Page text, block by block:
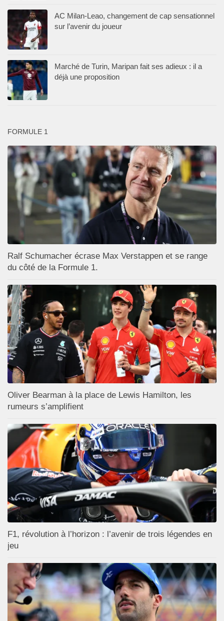
AC Milan-Leao, changement de cap sensationnel
sur l’avenir du joueur
Marché de Turin, Maripan fait ses adieux : il a
déjà une proposition
FORMULE 1
Ralf Schumacher écrase Max Verstappen et se range
du côté de la Formule 1.
Oliver Bearman à la place de Lewis Hamilton, les
rumeurs s’amplifient
F1, révolution à l’horizon : l’avenir de trois légendes en
jeu